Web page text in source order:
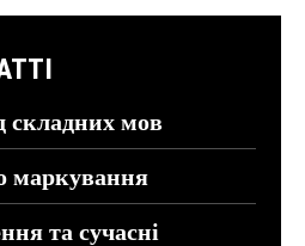
складних мов
маркування
та сучасні